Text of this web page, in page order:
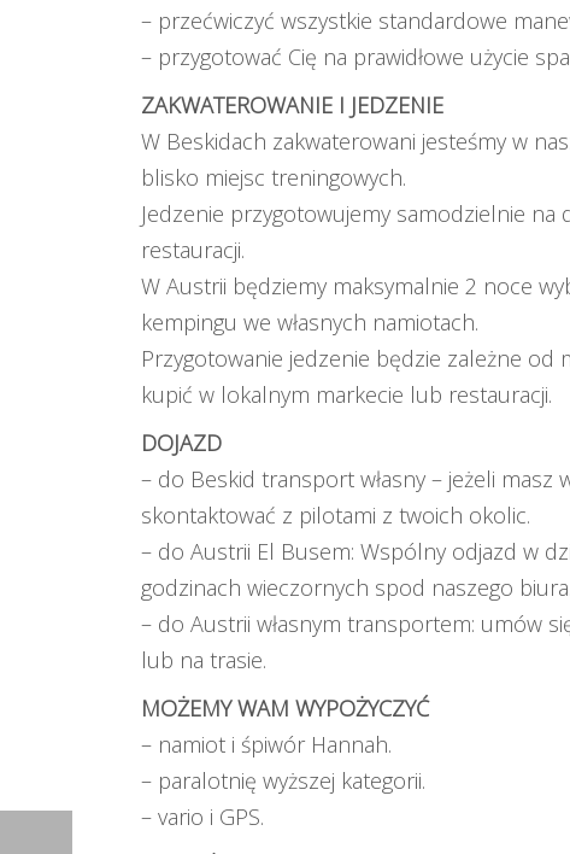
– przećwiczyć wszystkie standardowe
– przygotować Cię na prawidłowe użycie
ZAKWATEROWANIE I JEDZENIE
W Beskidach zakwaterowani jesteśmy w
blisko miejsc treningowych.
Jedzenie przygotowujemy samodzielnie
restauracji.
W Austrii będziemy maksymalnie 2 noce
kempingu we własnych namiotach.
Przygotowanie jedzenie będzie zależne od
kupić w lokalnym markecie lub restauracji.
DOJAZD
– do Beskid transport własny – jeżeli masz
skontaktować z pilotami z twoich okolic.
– do Austrii El Busem: Wspólny odjazd w
godzinach wieczornych spod naszego biura.
– do Austrii własnym transportem: umów
lub na trasie.
MOŻEMY WAM WYPOŻYCZYĆ
– namiot i śpiwór Hannah.
– paralotnię wyższej kategorii.
– vario i GPS.